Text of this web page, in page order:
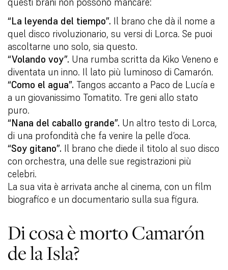
“La leyenda del tiempo”. Il brano che dà il nome a
quel disco rivoluzionario, su versi di Lorca. Se puoi
ascoltarne uno solo, sia questo.
“Volando voy”. Una rumba scritta da Kiko Veneno e
diventata un inno. Il lato più luminoso di Camarón.
“Como el agua”. Tangos accanto a Paco de Lucía e
a un giovanissimo Tomatito. Tre geni allo stato
puro.
“Nana del caballo grande”. Un altro testo di Lorca,
di una profondità che fa venire la pelle d’oca.
“Soy gitano”. Il brano che diede il titolo al suo disco
con orchestra, una delle sue registrazioni più
celebri.
La sua vita è arrivata anche al cinema, con un film
biografico e un documentario sulla sua figura.
Di cosa è morto Camarón
de la Isla?